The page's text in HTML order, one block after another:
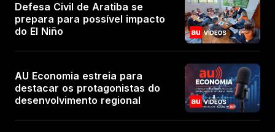
Defesa Civil de Aratiba se
prepara para possível impacto
do El Niño
AU Economia estreia para
destacar os protagonistas do
desenvolvimento regional